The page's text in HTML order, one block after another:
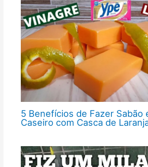
5 Benefícios de Fazer Sabão
Caseiro com Casca de